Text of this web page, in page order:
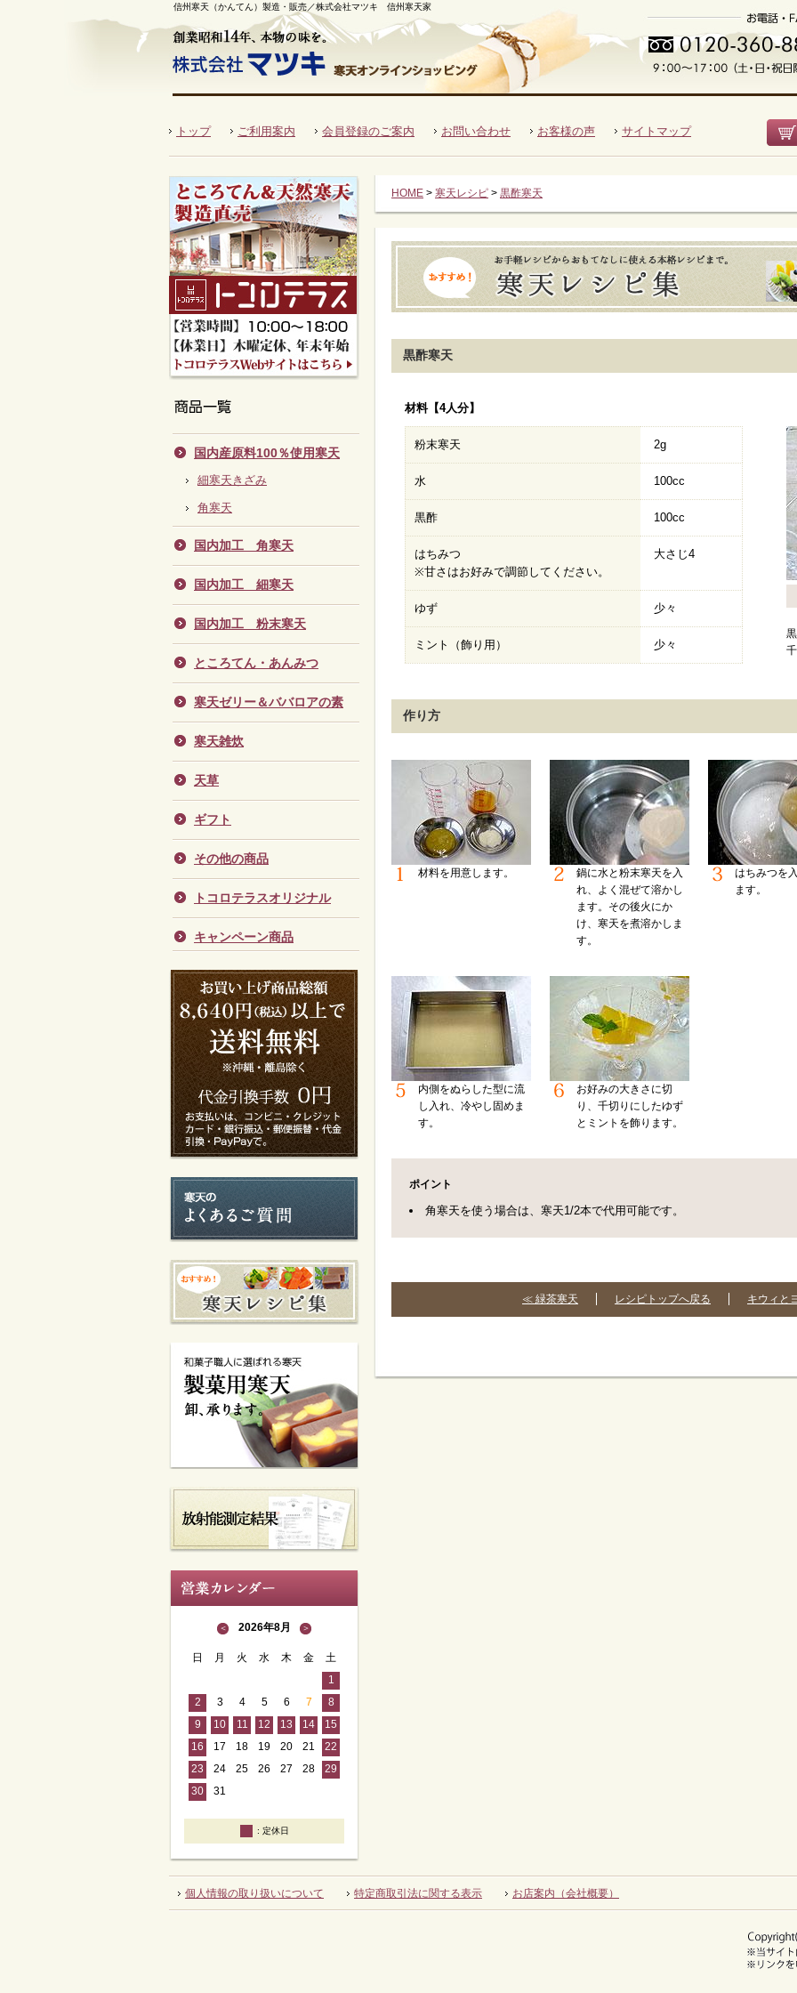
信州寒天（かんてん）製造・販売／株式会社マツキ 信州寒天家
トップ ご利用案内 会員登録のご案内 お問い合わせ お客様の声 サイトマップ
国内産原料100％使用寒天
細寒天きざみ
角寒天
国内加工 角寒天
国内加工 細寒天
国内加工 粉末寒天
ところてん・あんみつ
寒天ゼリー＆ババロアの素
寒天雑炊
天草
ギフト
その他の商品
トコロテラスオリジナル
キャンペーン商品
＜ 2026年8月 ＞
日 月 火 水 木 金
土
1
2
3 4 5 6 7
8
9
10 11 12 13 14
15
16
17 18 19 20 21
22
23
24 25 26 27 28
29
30
31
定休日
HOME > 寒天レシピ > 黒酢寒天
黒酢寒天
材料【4人分】
粉末寒天 2g
水 100cc
黒酢 100cc
はちみつ
※甘さはお好みで調節してください。
大さじ4
ゆず 少々
ミント（飾り用） 少々
作り方
材料を用意します。
鍋に水と粉末寒天を入
れ、よく混ぜて溶かし
ます。その後火にか
け、寒天を煮溶かしま
す。
はちみつを
ます。
内側をぬらした型に流
し入れ、冷やし固めま
す。
お好みの大きさに切
り、千切りにしたゆず
とミントを飾ります。
ポイント
角寒天を使う場合は、寒天1/2本で代用可能です。
≪ 緑茶寒天 レシピトップへ戻る キウィと
個人情報の取り扱いについて 特定商取引法に関する表示 お店案内（会社概要）